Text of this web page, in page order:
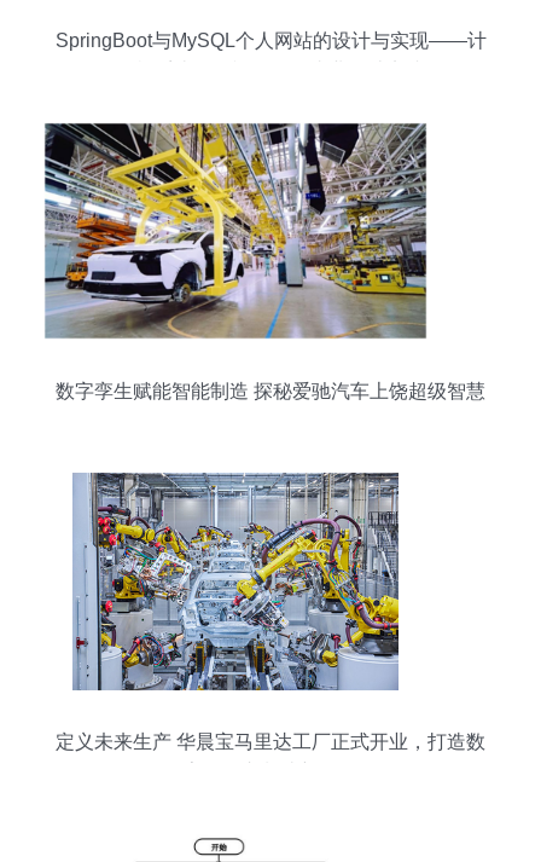
SpringBoot与MySQL个人网站的设计与实现——计
数字孪生赋能智能制造 探秘爱驰汽车上饶超级智慧
定义未来生产 华晨宝马里达工厂正式开业，打造数